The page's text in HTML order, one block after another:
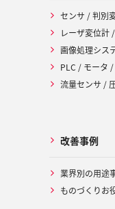
センサ / 判別
レーザ変位計
画像処理シス
PLC / モータ
流量センサ /
改善事例
業界別の用途
ものづくりお